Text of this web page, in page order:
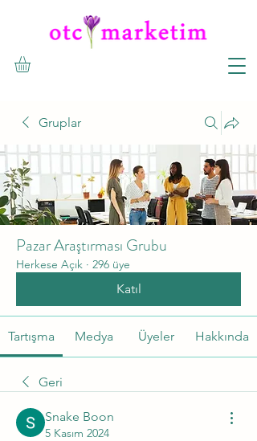
Gruplar
Pazar Araştırması Grubu
Herkese Açık · 296 üye
Katıl
Tartışma Medya Üyeler Hakkında
Geri
Snake Boon
5 Kasım 2024